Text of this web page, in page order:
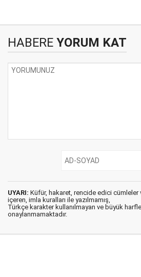
HABERE YORUM KAT
UYARI: Küfür, hakaret, rencide edici cümleler
içeren, imla kuralları ile yazılmamış,
Türkçe karakter kullanılmayan ve büyük
onaylanmamaktadır.